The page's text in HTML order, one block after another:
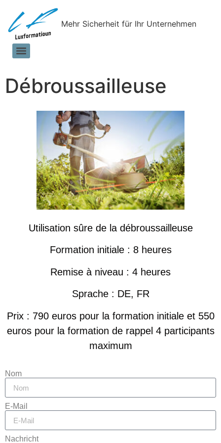
Mehr Sicherheit für Ihr Unternehmen
Débroussailleuse
Utilisation sûre de la débroussailleuse
Formation initiale : 8 heures
Remise à niveau : 4 heures
Sprache : DE, FR
Prix : 790 euros pour la formation initiale et 550
euros pour la formation de rappel 4 participants
maximum
Nom
E-Mail
Nachricht